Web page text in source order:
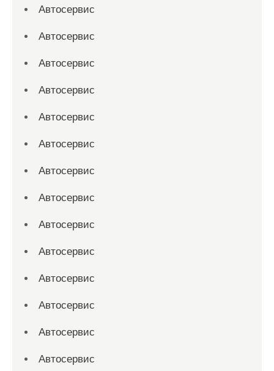
Автосервис
Автосервис
Автосервис
Автосервис
Автосервис
Автосервис
Автосервис
Автосервис
Автосервис
Автосервис
Автосервис
Автосервис
Автосервис
Автосервис